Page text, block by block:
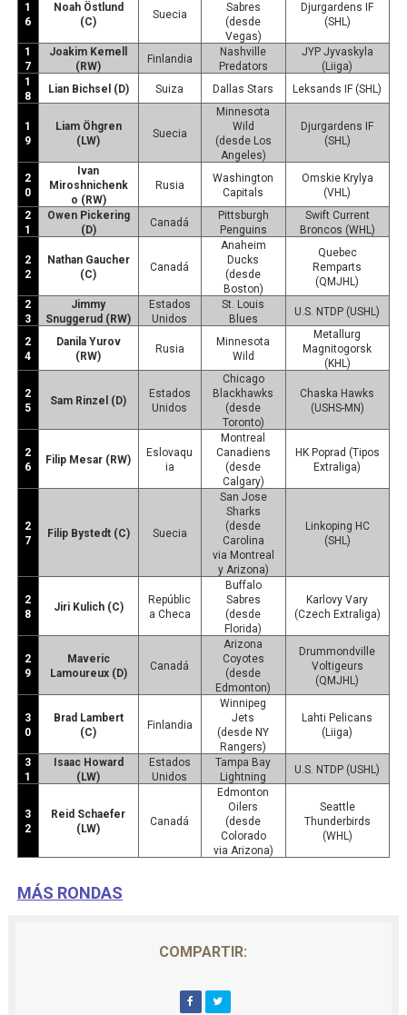
1
6
Noah Östlund
(C)
Suecia
Sabres
(desde
Vegas)
Djurgardens IF
(SHL)
1
7
Joakim Kemell
(RW)
Finlandia
Nashville
Predators
JYP Jyvaskyla
(Liiga)
1
8
Lian Bichsel (D) Suiza Dallas Stars Leksands IF (SHL)
1
9
Liam Öhgren
(LW)
Suecia
Minnesota
Wild
(desde Los
Angeles)
Djurgardens IF
(SHL)
2
0
Ivan
Miroshnichenk
o (RW)
Rusia
Washington
Capitals
Omskie Krylya
(VHL)
2
1
Owen Pickering
(D)
Canadá
Pittsburgh
Penguins
Swift Current
Broncos (WHL)
2
2
Nathan Gaucher
(C)
Canadá
Anaheim
Ducks
(desde
Boston)
Quebec
Remparts
(QMJHL)
2
3
Jimmy
Snuggerud (RW)
Estados
Unidos
St. Louis
Blues
U.S. NTDP (USHL)
2
4
Danila Yurov
(RW)
Rusia
Minnesota
Wild
Metallurg
Magnitogorsk
(KHL)
2
5
Sam Rinzel (D)
Estados
Unidos
Chicago
Blackhawks
(desde
Toronto)
Chaska Hawks
(USHS-MN)
2
6
Filip Mesar (RW)
Eslovaqu
ia
Montreal
Canadiens
(desde
Calgary)
HK Poprad (Tipos
Extraliga)
2
7
Filip Bystedt (C) Suecia
San Jose
Sharks
(desde
Carolina
via Montreal
y Arizona)
Linkoping HC
(SHL)
2
8
Jiri Kulich (C)
Repúblic
a Checa
Buffalo
Sabres
(desde
Florida)
Karlovy Vary
(Czech Extraliga)
2
9
Maveric
Lamoureux (D)
Canadá
Arizona
Coyotes
(desde
Edmonton)
Drummondville
Voltigeurs
(QMJHL)
3
0
Brad Lambert
(C)
Finlandia
Winnipeg
Jets
(desde NY
Rangers)
Lahti Pelicans
(Liiga)
3
1
Isaac Howard
(LW)
Estados
Unidos
Tampa Bay
Lightning
U.S. NTDP (USHL)
3
2
Reid Schaefer
(LW)
Canadá
Edmonton
Oilers
(desde
Colorado
via Arizona)
Seattle
Thunderbirds
(WHL)
MÁS RONDAS
COMPARTIR: